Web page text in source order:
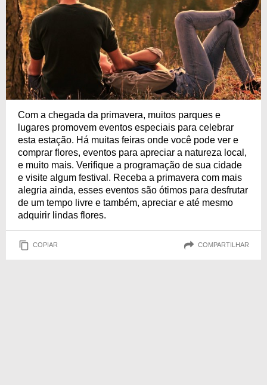
Com a chegada da primavera, muitos parques e
lugares promovem eventos especiais para celebrar
esta estação. Há muitas feiras onde você pode ver e
comprar flores, eventos para apreciar a natureza local,
e muito mais. Verifique a programação de sua cidade
e visite algum festival. Receba a primavera com mais
alegria ainda, esses eventos são ótimos para desfrutar
de um tempo livre e também, apreciar e até mesmo
adquirir lindas flores.
COPIAR COMPARTILHAR